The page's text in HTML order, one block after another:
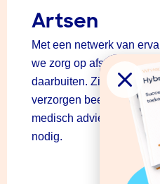
Artsen
Met een netwerk van
we zorg op afstand vanuit
daarbuiten. Zij fungeren
verzorgen
medisch advies of een
nodig.